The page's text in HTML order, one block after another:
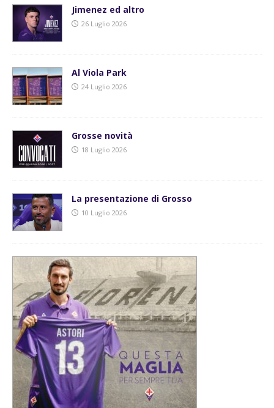
Jimenez ed altro
26 Luglio 2026
Al Viola Park
24 Luglio 2026
Grosse novità
18 Luglio 2026
La presentazione di Grosso
10 Luglio 2026